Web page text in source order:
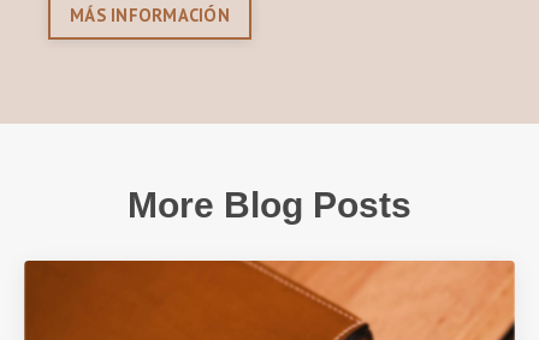
MÁS INFORMACIÓN
More Blog Posts